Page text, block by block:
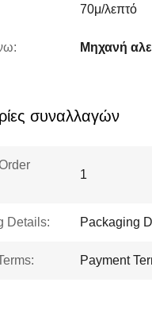
70μ/λεπτό
συναλλαγών
1
Details: Packaging
Payment